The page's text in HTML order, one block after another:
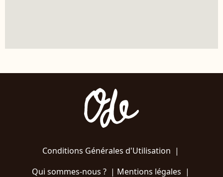
Conditions Générales d'Utilisation |
Qui sommes-nous ?| Mentions légales |